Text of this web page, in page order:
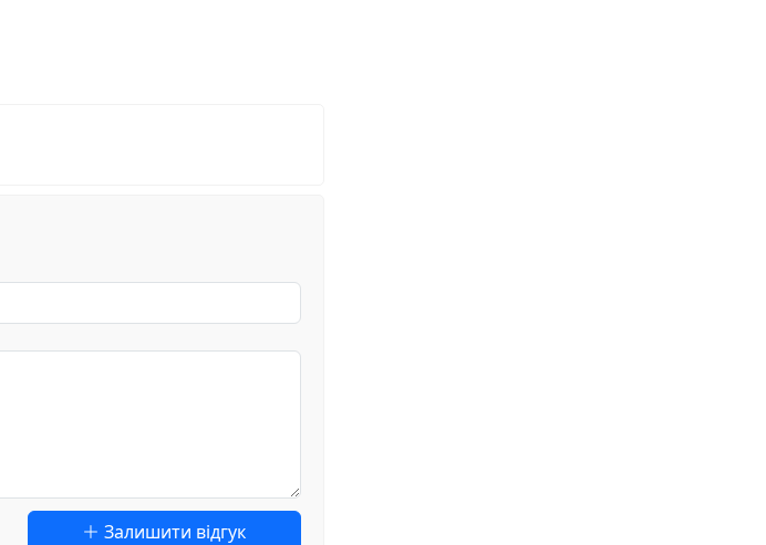
Залишити відгук